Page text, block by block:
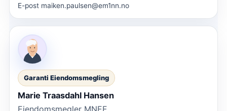
E-post maiken.paulsen@em1nn.no
Garanti Eiendomsmegling
Marie Traasdahl Hansen